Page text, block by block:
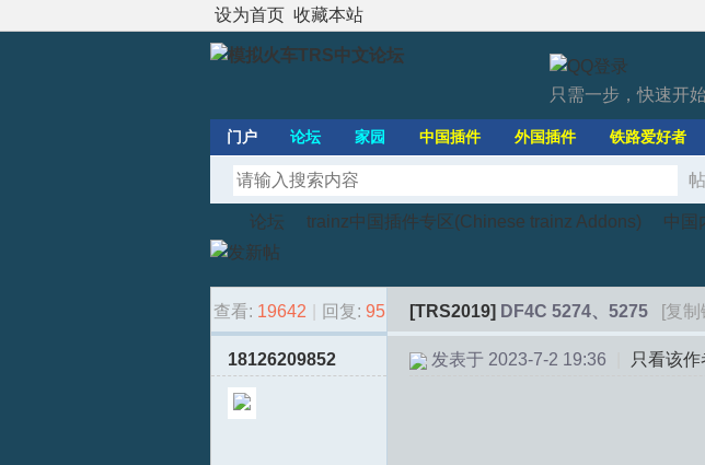
设为首页 收藏本站
只需一步，快速开
门户 论坛 家园 中国插件 外国插件 铁路爱好者
模»
论坛
›
trainz中国插件专区(Chinese trainz Addons)
›
中国
查看: 19642 回复: 95 [TRS2019] DF4C 5274、5275 [复制
18126209852 发表于 2023-7-2 19:36 只看该作